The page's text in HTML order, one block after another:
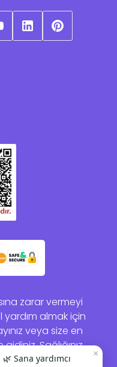
zarar vermeyi
almak için
veya size en
Sağlığınız
önemlidir.
×
Sana yardımcı